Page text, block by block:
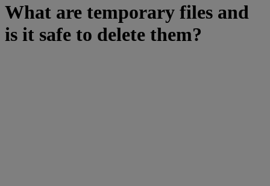
What are temporary files and
is it safe to delete them?